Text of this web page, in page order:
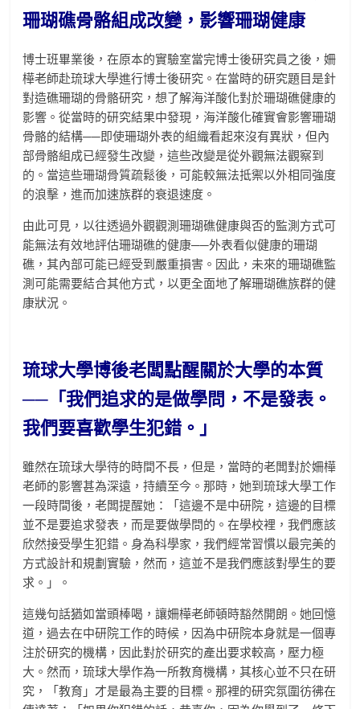
珊瑚礁骨骼組成改變，影響珊瑚健康
博士班畢業後，在原本的實驗室當完博士後研究員之後，姍
樺老師赴琉球大學進行博士後研究。在當時的研究題目是針
對造礁珊瑚的骨骼研究，想了解海洋酸化對於珊瑚礁健康的
影響。從當時的研究結果中發現，海洋酸化確實會影響珊瑚
骨骼的結構──即使珊瑚外表的組織看起來沒有異狀，但內
部骨骼組成已經發生改變，這些改變是從外觀無法觀察到
的。當這些珊瑚骨質疏鬆後，可能較無法抵禦以外相同強度
的浪擊，進而加速族群的衰退速度。
由此可見，以往透過外觀觀測珊瑚礁健康與否的監測方式可
能無法有效地評估珊瑚礁的健康──外表看似健康的珊瑚
礁，其內部可能已經受到嚴重損害。因此，未來的珊瑚礁監
測可能需要結合其他方式，以更全面地了解珊瑚礁族群的健
康狀況。
琉球大學博後老闆點醒關於大學的本質
──「我們追求的是做學問，不是發表。
我們要喜歡學生犯錯。」
雖然在琉球大學待的時間不長，但是，當時的老闆對於姍樺
老師的影響甚為深遠，持續至今。那時，她到琉球大學工作
一段時間後，老闆提醒她：「這邊不是中研院，這邊的目標
並不是要追求發表，而是要做學問的。在學校裡，我們應該
欣然接受學生犯錯。身為科學家，我們經常習慣以最完美的
方式設計和規劃實驗，然而，這並不是我們應該對學生的要
求。」。
這幾句話猶如當頭棒喝，讓姍樺老師頓時豁然開朗。她回憶
道，過去在中研院工作的時候，因為中研院本身就是一個專
注於研究的機構，因此對於研究的產出要求較高，壓力極
大。然而，琉球大學作為一所教育機構，其核心並不只在研
究，「教育」才是最為主要的目標。那裡的研究氛圍彷彿在